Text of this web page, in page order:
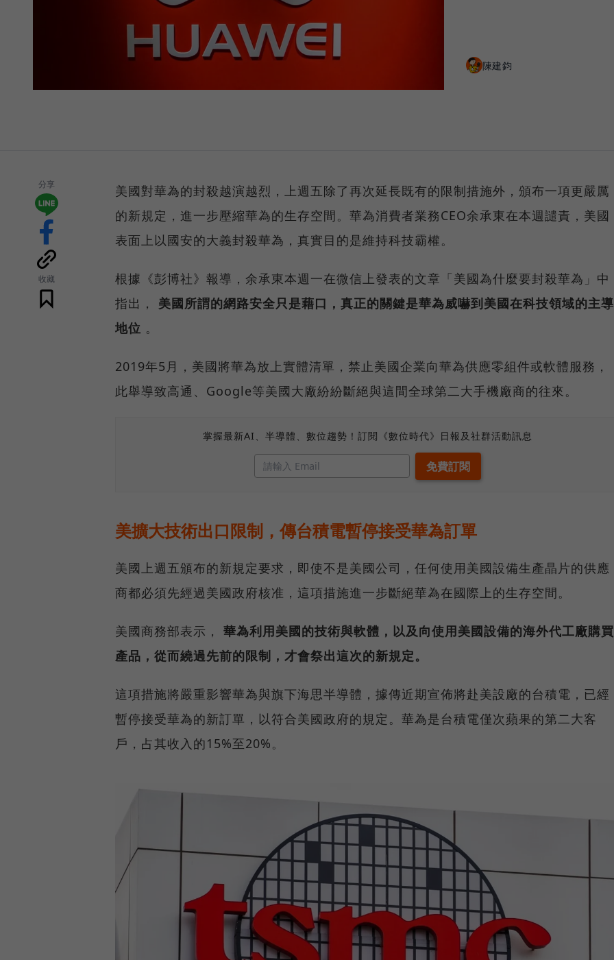
陳建鈞
分享
收藏
美國對華為的封殺越演越烈，上週五除了再次延長既有的限制措施外，頒布一項更嚴厲
的新規定，進一步壓縮華為的生存空間。華為消費者業務CEO余承東在本週譴責，美國
表面上以國安的大義封殺華為，真實目的是維持科技霸權。
根據《彭博社》報導，余承東本週一在微信上發表的文章「美國為什麼要封殺華為」中
指出， 美國所謂的網路安全只是藉口，真正的關鍵是華為威嚇到美國在科技領域的主導
地位 。
2019年5月，美國將華為放上實體清單，禁止美國企業向華為供應零組件或軟體服務，
此舉導致高通、Google等美國大廠紛紛斷絕與這間全球第二大手機廠商的往來。
掌握最新AI、半導體、數位趨勢！訂閱《數位時代》日報及社群活動訊息
美擴大技術出口限制，傳台積電暫停接受華為訂單
美國上週五頒布的新規定要求，即使不是美國公司，任何使用美國設備生產晶片的供應
商都必須先經過美國政府核准，這項措施進一步斷絕華為在國際上的生存空間。
美國商務部表示， 華為利用美國的技術與軟體，以及向使用美國設備的海外代工廠購買
產品，從而繞過先前的限制，才會祭出這次的新規定。
這項措施將嚴重影響華為與旗下海思半導體，據傳近期宣佈將赴美設廠的台積電，已經
暫停接受華為的新訂單，以符合美國政府的規定。華為是台積電僅次蘋果的第二大客
戶，占其收入的15%至20%。